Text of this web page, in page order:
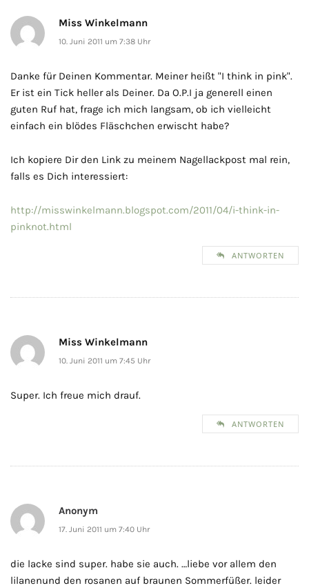
Miss Winkelmann
10. Juni 2011 um 7:38 Uhr
Danke für Deinen Kommentar. Meiner heißt "I think in pink".
Er ist ein Tick heller als Deiner. Da O.P.I ja generell einen
guten Ruf hat, frage ich mich langsam, ob ich vielleicht
einfach ein blödes Fläschchen erwischt habe?
Ich kopiere Dir den Link zu meinem Nagellackpost mal rein,
falls es Dich interessiert:
http://misswinkelmann.blogspot.com/2011/04/i-think-in-
pinknot.html
ANTWORTEN
Miss Winkelmann
10. Juni 2011 um 7:45 Uhr
Super. Ich freue mich drauf.
ANTWORTEN
Anonym
17. Juni 2011 um 7:40 Uhr
die lacke sind super. habe sie auch. …liebe vor allem den
lilanenund den rosanen auf braunen Sommerfüßer. leider